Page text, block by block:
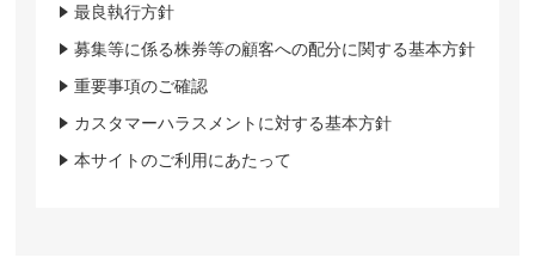
最良執行方針
募集等に係る株券等の顧客への配分に関する基本方針
重要事項のご確認
カスタマーハラスメントに対する基本方針
本サイトのご利用にあたって